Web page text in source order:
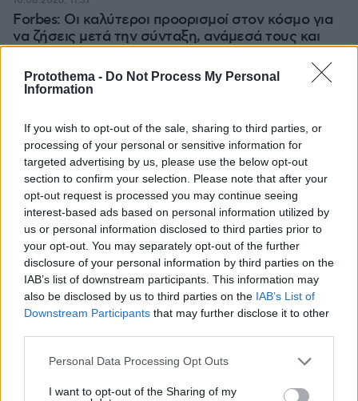
Protothema - Do Not Process My Personal
Information
If you wish to opt-out of the sale, sharing to third parties, or
processing of your personal or sensitive information for
targeted advertising by us, please use the below opt-out
section to confirm your selection. Please note that after your
opt-out request is processed you may continue seeing
interest-based ads based on personal information utilized by
us or personal information disclosed to third parties prior to
your opt-out. You may separately opt-out of the further
disclosure of your personal information by third parties on the
IAB’s list of downstream participants. This information may
also be disclosed by us to third parties on the IAB’s List of
Downstream Participants that may further disclose it to other
Please note that this website/app uses one or more Google
not limited to your visit or usage behaviour. You may click to
Personal Data Processing Opt Outs
I want to opt-out of the Sharing of my
Forbes: Οι καλύτεροι προορισμοί στον κόσμο για
να ζήσεις μετά την σύνταξη, ανάμεσά τους και